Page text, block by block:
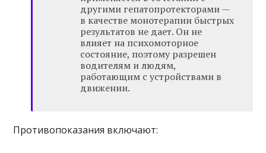
другими гепатопротекторами —
в качестве монотерапии быстрых
результатов не дает. Он не
влияет на психомоторное
состояние, поэтому разрешен
водителям и людям,
работающим с устройствами в
движении.
Противопоказания включают: